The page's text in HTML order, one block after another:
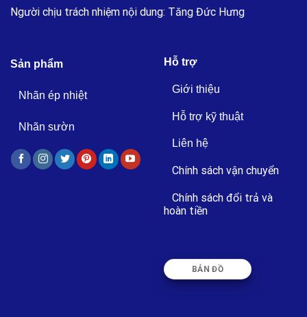
Người chịu trách nhiệm nội dung: Tăng Đức Hưng
Sản phẩm
Nhãn ép nhiệt
Nhãn sườn
Hỗ trợ
Giới thiệu
Hỗ trợ kỹ thuật
Liên hệ
Chính sách vận chuyển
Chính sách đổi trả và
hoàn tiền
BẢN ĐỒ